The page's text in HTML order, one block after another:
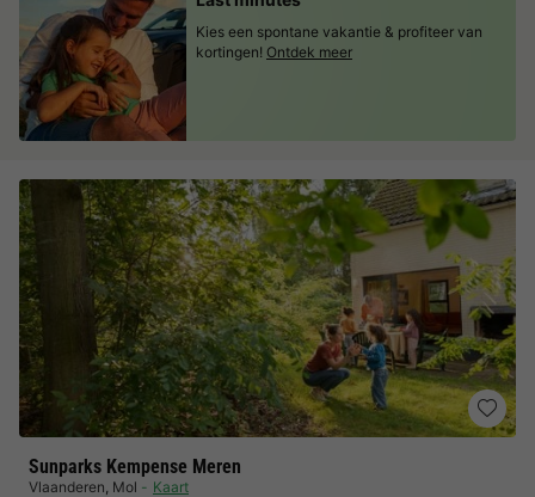
Sunparks Kempense Meren
Vlaanderen, Mol Kaart
Kies een spontane vakantie & profiteer van
kortingen! Ontdek meer